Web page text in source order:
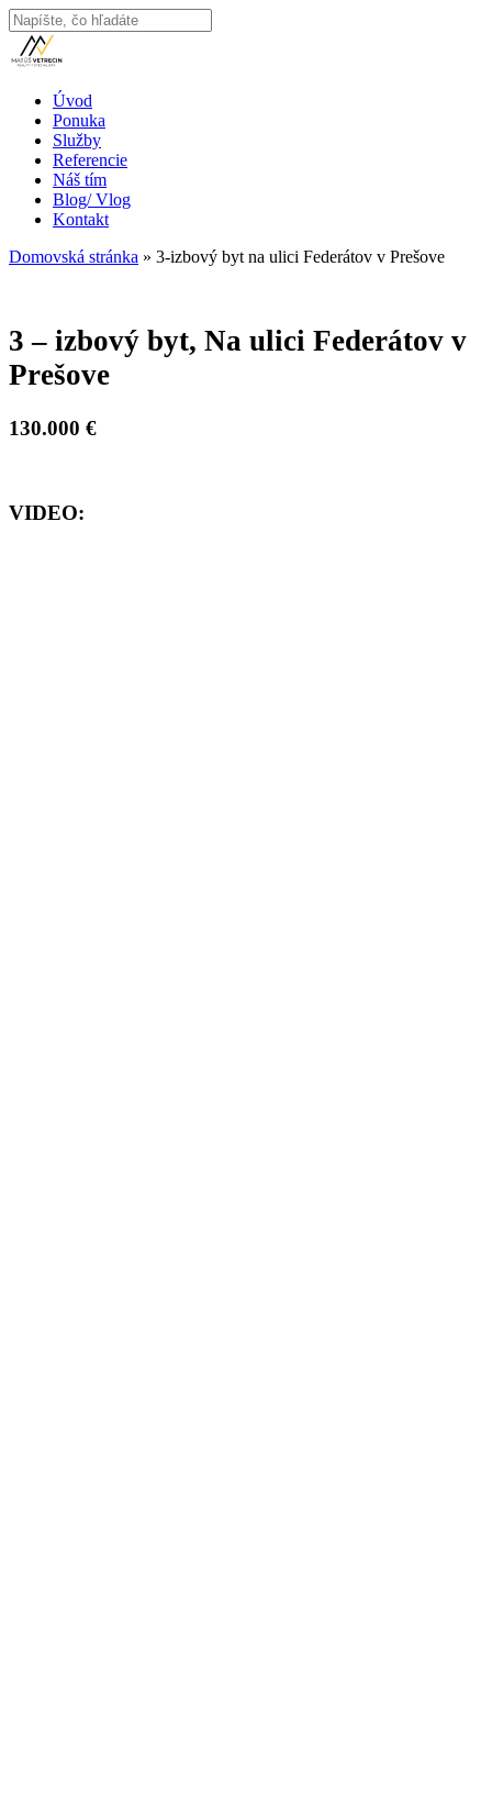
Skip
to
main
Close
Search
Menu
Úvod
Ponuka
Služby
Referencie
Náš tím
Blog/ Vlog
Kontakt
Domovská stránka » 3-izbový byt na ulici Federátov v Prešove
3 – izbový byt, Na ulici Federátov v
Prešove
130.000 €
VIDEO: